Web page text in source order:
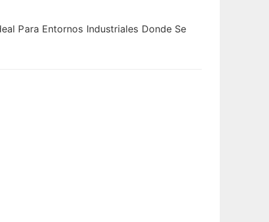
Para Entornos Industriales Donde Se